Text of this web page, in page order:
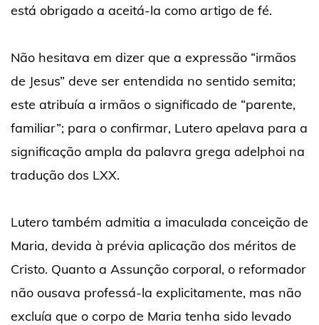
está obrigado a aceitá-la como artigo de fé.
Não hesitava em dizer que a expressão “irmãos
de Jesus” deve ser entendida no sentido semita;
este atribuía a irmãos o significado de “parente,
familiar”; para o confirmar, Lutero apelava para a
significação ampla da palavra grega adelphoi na
tradução dos LXX.
Lutero também admitia a imaculada conceição de
Maria, devida à prévia aplicação dos méritos de
Cristo. Quanto a Assunção corporal, o reformador
não ousava professá-la explicitamente, mas não
excluía que o corpo de Maria tenha sido levado